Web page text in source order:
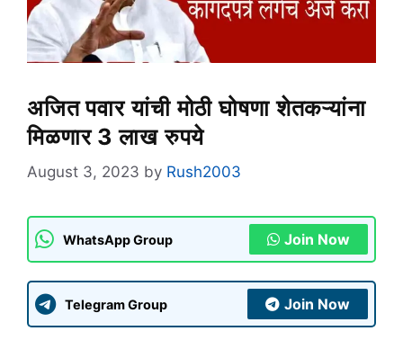
अजित पवार यांची मोठी घोषणा शेतकऱ्यांना
मिळणार 3 लाख रुपये
August 3, 2023 by Rush2003
WhatsApp Group Join Now
Telegram Group Join Now